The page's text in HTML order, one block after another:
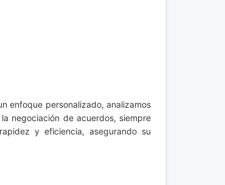
enfoque personalizado, analizamos
negociación de acuerdos, siempre
y eficiencia, asegurando su